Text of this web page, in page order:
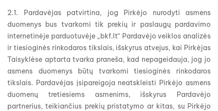
2.1. Pardavėjas patvirtina, jog Pirkėjo nurodyti asmens
duomenys bus tvarkomi tik prekių ir paslaugų pardavimo
internetinėje parduotuvėje „bkf.lt“ Pardavėjo veiklos analizės
ir tiesioginės rinkodaros tikslais, išskyrus atvejus, kai Pirkėjas
Taisyklėse aptarta tvarka praneša, kad nepageidauja, jog jo
asmens duomenys būtų tvarkomi tiesioginės rinkodaros
tikslais. Pardavėjas įsipareigoja neatskleisti Pirkėjo asmens
duomenų tretiesiems asmenims, išskyrus Pardavėjo
partnerius, teikiančius prekių pristatymo ar kitas, su Pirkėjo